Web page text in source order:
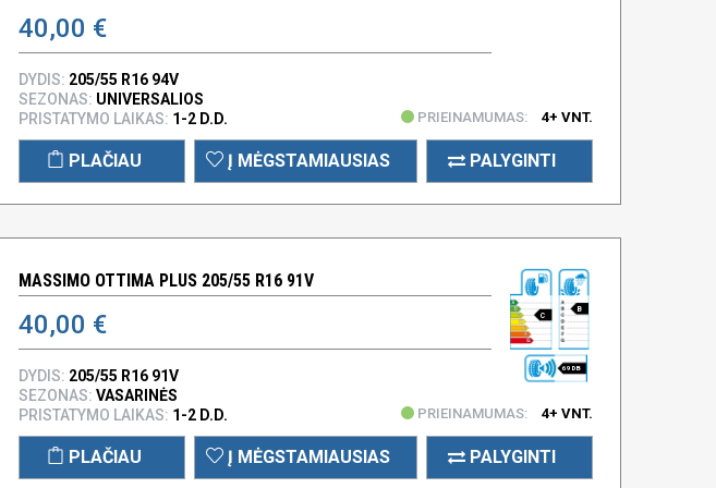
40,00 €
DYDIS: 205/55 R16 94V
SEZONAS: UNIVERSALIOS
PRISTATYMO LAIKAS: 1-2 D.D. PRIEINAMUMAS: 4+ VNT.
PLAČIAU Į MĖGSTAMIAUSIAS PALYGINTI
MASSIMO OTTIMA PLUS 205/55 R16 91V
40,00 € C
B
69 DB
DYDIS: 205/55 R16 91V
SEZONAS: VASARINĖS
PRISTATYMO LAIKAS: 1-2 D.D. PRIEINAMUMAS: 4+ VNT.
PLAČIAU Į MĖGSTAMIAUSIAS PALYGINTI